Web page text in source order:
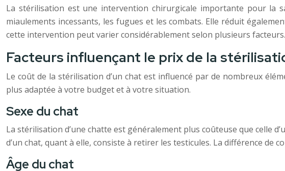
La stérilisation est une intervention chirurgicale importante pour la
miaulements incessants, les fugues et les combats. Elle réduit
cette intervention peut varier considérablement selon plusieurs facteurs.
Facteurs influençant le prix de la
Le coût de la stérilisation d’un chat est influencé par de nombreux
plus adaptée à votre budget et à votre situation.
Sexe du chat
La stérilisation d’une chatte est généralement plus coûteuse que celle
d’un chat, quant à elle, consiste à retirer les testicules. La différence de
Âge du chat